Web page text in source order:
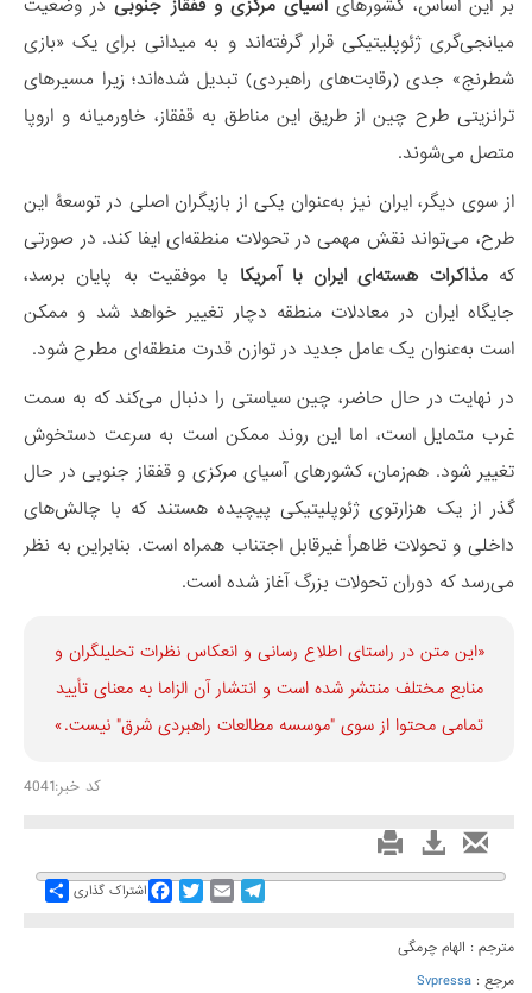
میانجی‌گری ژئوپلیتیکی قرار گرفته‌اند و به میدانی برای یک «بازی
شطرنج» جدی (رقابت‌های راهبردی) تبدیل شده‌اند؛ زیرا مسیرهای
ترانزیتی طرح چین از طریق این مناطق به قفقاز، خاورمیانه و اروپا
متصل می‌شوند.
از سوی دیگر، ایران نیز به‌عنوان یکی از بازیگران اصلی در توسعۀ این
طرح، می‌تواند نقش مهمی در تحولات منطقه‌ای ایفا کند. در صورتی
کهمذاکرات هسته‌ای ایران با آمریکا با موفقیت به پایان برسد،
جایگاه ایران در معادلات منطقه دچار تغییر خواهد شد و ممکن
است به‌عنوان یک عامل جدید در توازن قدرت منطقه‌ای مطرح شود.
در نهایت در حال حاضر، چین سیاستی را دنبال می‌کند که به سمت
غرب متمایل است، اما این روند ممکن است به سرعت دستخوش
تغییر شود. هم‌زمان، کشورهای آسیای مرکزی و قفقاز جنوبی در حال
گذر از یک هزارتوی ژئوپلیتیکی پیچیده هستند که با چالش‌های
داخلی و تحولات ظاهراً غیرقابل اجتناب همراه است. بنابراین به نظر
می‌رسد که دوران تحولات بزرگ آغاز شده است.
«این متن در راستای اطلاع رسانی و انعكاس نظرات تحليلگران و
منابع مختلف منتشر شده است و انتشار آن الزاما به معنای تأیید
تمامی محتوا از سوی "موسسه مطالعات راهبردی شرق" نیست.»
کد خبر:4041
Share اشتراک گذاری
FacebookTwitterEmail
Telegram
مترجم : الهام چرمگی
مرجع : Svpressa